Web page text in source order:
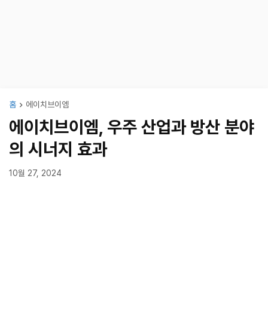
홈 에이치브이엠
에이치브이엠, 우주 산업과 방산 분야
의 시너지 효과
10월 27, 2024